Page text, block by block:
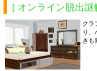
[ オンライン脱出謎
クラ
り、
きも